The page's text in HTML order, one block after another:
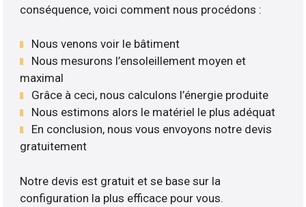
conséquence, voici comment nous procédons :
Nous venons voir le bâtiment
Nous mesurons l’ensoleillement moyen et
maximal
Grâce à ceci, nous calculons l’énergie produite
Nous estimons alors le matériel le plus adéquat
En conclusion, nous vous envoyons notre devis
gratuitement
Notre devis est gratuit et se base sur la
configuration la plus efficace pour vous.